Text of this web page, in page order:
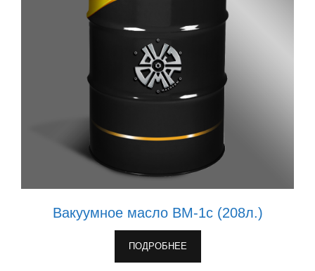
Вакуумное масло ВМ-1с (208л.)
ПОДРОБНЕЕ